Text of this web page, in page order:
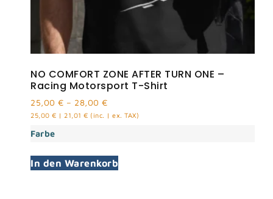
NO COMFORT ZONE AFTER TURN ONE –
Racing Motorsport T-Shirt
25,00 € – 28,00 €
25,00 € | 21,01 € (inc. | ex. TAX)
Farbe
In den Warenkorb